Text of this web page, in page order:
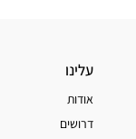
עלינו
עלינו
אודות
דרושים